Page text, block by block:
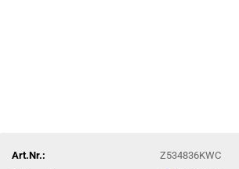
Art.Nr.:
Z534836KWC